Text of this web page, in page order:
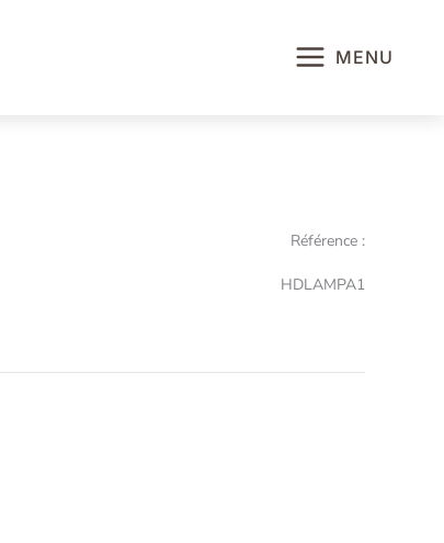
MENU
Référence :
HDLAMPA1